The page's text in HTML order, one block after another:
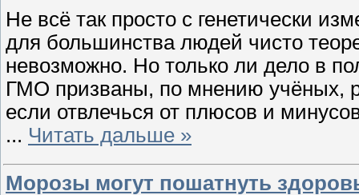
Не всё так просто с генетически
для большинства людей чисто
невозможно. Но только ли дело в
ГМО призваны, по мнению учёных,
если отвлечься от плюсов и
... Читать дальше »
Морозы могут пошатнуть